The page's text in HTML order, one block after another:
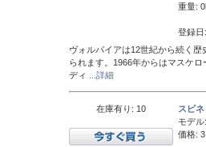
重量:
登録
ヴォルパイアは12世紀から続く
られます。1966年からはマスケ
ディ
...詳細
在庫有り: 10
スピ
モデル:
価格: